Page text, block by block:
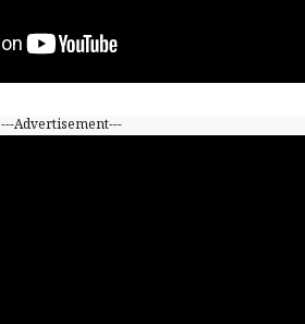
---Advertisement---